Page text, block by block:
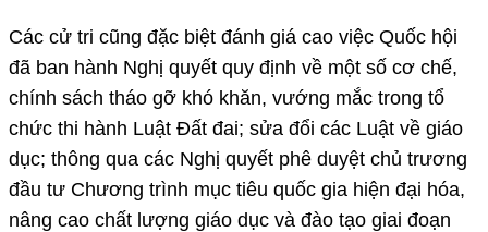
Các cử tri cũng đặc biệt đánh giá cao việc Quốc hội
đã ban hành Nghị quyết quy định về một số cơ chế,
chính sách tháo gỡ khó khăn, vướng mắc trong tổ
chức thi hành Luật Đất đai; sửa đổi các Luật về giáo
dục; thông qua các Nghị quyết phê duyệt chủ trương
đầu tư Chương trình mục tiêu quốc gia hiện đại hóa,
nâng cao chất lượng giáo dục và đào tạo giai đoạn